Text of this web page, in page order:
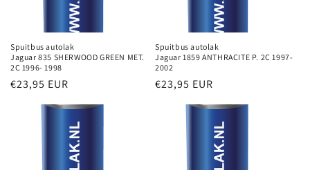
Spuitbus autolak
Jaguar 835 SHERWOOD GREEN MET.
2C 1996- 1998
Normale
€23,95 EUR
Spuitbus autolak
Jaguar 1859 ANTHRACITE P. 2C 1997-
2002
Normale
€23,95 EUR